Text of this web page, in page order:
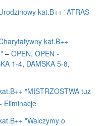
kat.B++ "ATRAS
kat.B++
– OPEN, OPEN -
1-4, DAMSKA 5-8,
"MISTRZOSTWA tuż
Eliminacje
"Walczymy o